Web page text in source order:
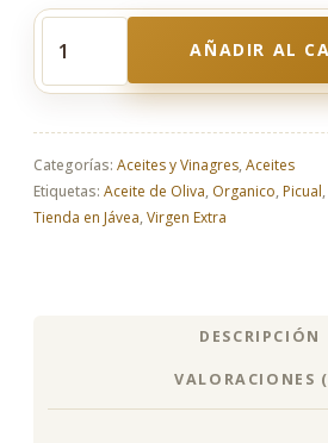
Esmeralda
Picual
cantidad
AÑADIR AL
Categorías: Aceites y Vinagres,Aceites
Etiquetas: Aceite de Oliva, Organico, Picual,
Tienda en Jávea,Virgen Extra
DESCRIPCIÓN
VALORACIONES